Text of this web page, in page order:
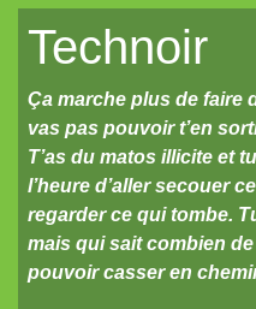
La Frontière
Les cahiers du Vastemonde
TechNoir
Pour une poignée de
Les Carnets zoographiques
Donjon sans façon
Technoir
Ça marche plus de faire
vas pas pouvoir t’en
T’as du matos illicite et
l’heure d’aller secouer
regarder ce qui tombe.
mais qui sait combien
pouvoir casser en